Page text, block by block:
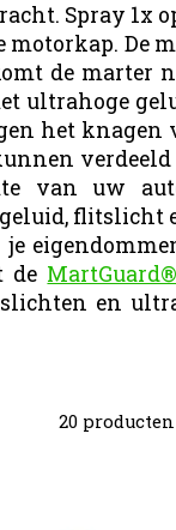
Spray 1x
De
de marter
ultrahoge
het
van uw
flitslicht
de
en
20 producten